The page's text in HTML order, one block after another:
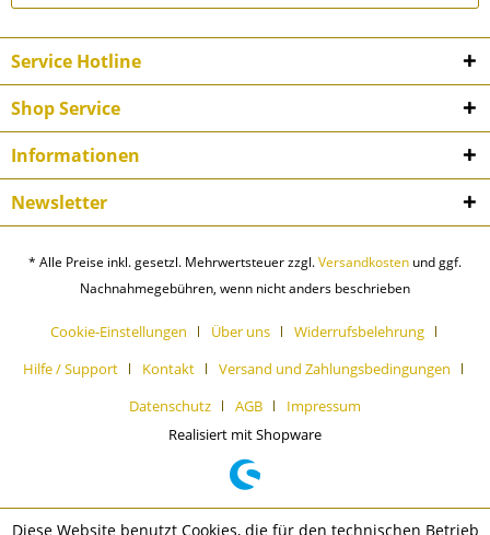
Service Hotline
Shop Service
Informationen
Newsletter
* Alle Preise inkl. gesetzl. Mehrwertsteuer zzgl.Versandkosten und ggf.
Nachnahmegebühren, wenn nicht anders beschrieben
Cookie-Einstellungen Über uns
Widerrufsbelehrung
Hilfe / Support
Kontakt
Versand und Zahlungsbedingungen
Datenschutz
AGB
Impressum
Realisiert mit Shopware
Diese Website benutzt Cookies, die für den technischen Betrieb